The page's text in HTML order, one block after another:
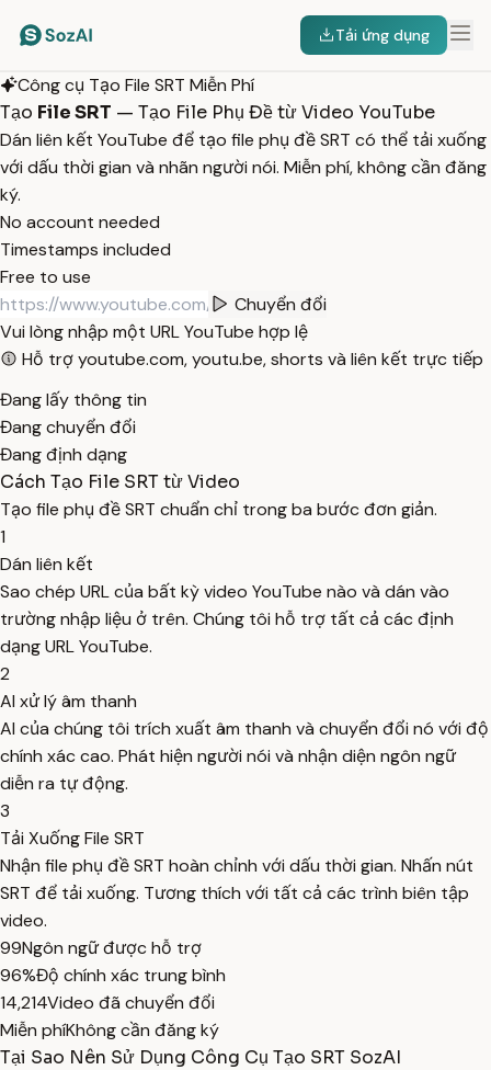
Tải ứng dụng
Công cụ Tạo File SRT Miễn Phí
Tạo File SRT — Tạo File Phụ Đề từ Video YouTube
Dán liên kết YouTube để tạo file phụ đề SRT có thể tải xuống
với dấu thời gian và nhãn người nói. Miễn phí, không cần đăng
ký.
No account needed
Timestamps included
Free to use
Chuyển đổi
Vui lòng nhập một URL YouTube hợp lệ
Hỗ trợ youtube.com, youtu.be, shorts và liên kết trực tiếp
Đang lấy thông tin
Đang chuyển đổi
Đang định dạng
Cách Tạo File SRT từ Video
Tạo file phụ đề SRT chuẩn chỉ trong ba bước đơn giản.
1
Dán liên kết
Sao chép URL của bất kỳ video YouTube nào và dán vào
trường nhập liệu ở trên. Chúng tôi hỗ trợ tất cả các định
dạng URL YouTube.
2
AI xử lý âm thanh
AI của chúng tôi trích xuất âm thanh và chuyển đổi nó với độ
chính xác cao. Phát hiện người nói và nhận diện ngôn ngữ
diễn ra tự động.
3
Tải Xuống File SRT
Nhận file phụ đề SRT hoàn chỉnh với dấu thời gian. Nhấn nút
SRT để tải xuống. Tương thích với tất cả các trình biên tập
video.
99Ngôn ngữ được hỗ trợ
96%Độ chính xác trung bình
14,214Video đã chuyển đổi
Miễn phíKhông cần đăng ký
Tại Sao Nên Sử Dụng Công Cụ Tạo SRT SozAI